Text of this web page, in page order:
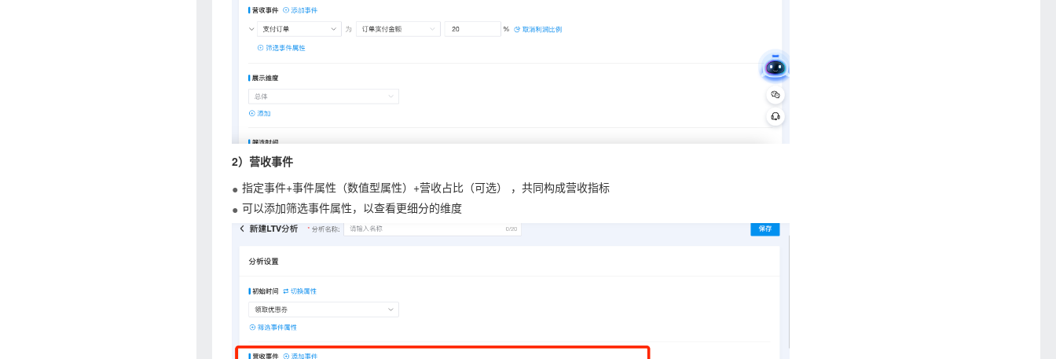
2）营收事件
指定事件+事件属性（数值型属性）+营收占比（可选） ，共同构成营收指标
可以添加筛选事件属性，以查看更细分的维度